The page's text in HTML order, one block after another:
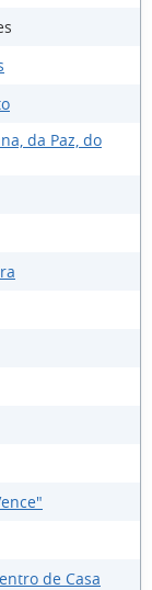
da Paz, do
de Casa